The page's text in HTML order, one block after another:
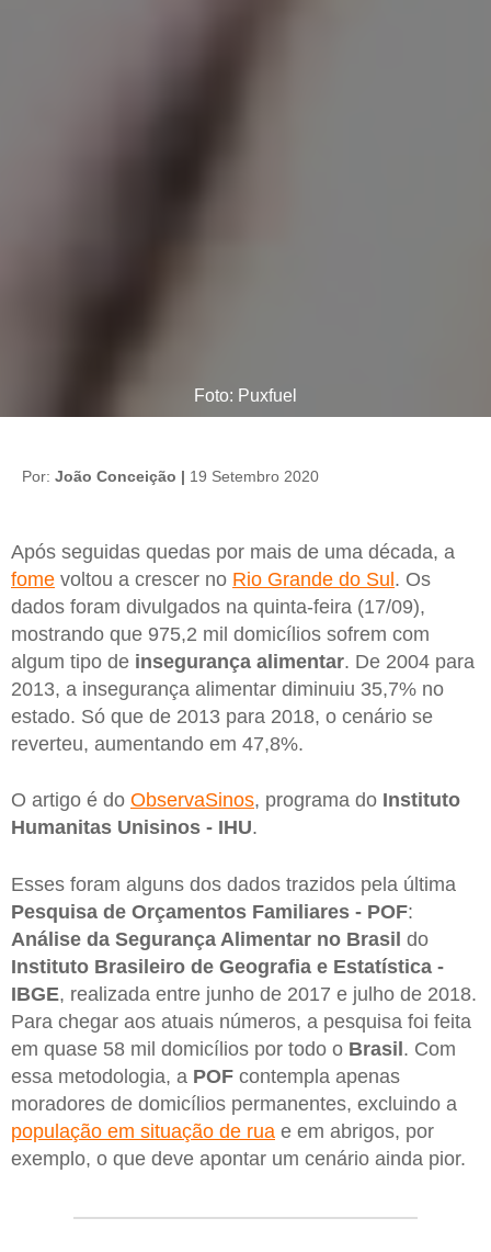
Foto: Puxfuel
Por: João Conceição | 19 Setembro 2020
Após seguidas quedas por mais de uma década, a
fome voltou a crescer no Rio Grande do Sul. Os
dados foram divulgados na quinta-feira (17/09),
mostrando que 975,2 mil domicílios sofrem com
algum tipo de insegurança alimentar. De 2004 para
2013, a insegurança alimentar diminuiu 35,7% no
estado. Só que de 2013 para 2018, o cenário se
reverteu, aumentando em 47,8%.
O artigo é do ObservaSinos, programa do Instituto
Humanitas Unisinos - IHU.
Esses foram alguns dos dados trazidos pela última
Pesquisa de Orçamentos Familiares - POF:
Análise da Segurança Alimentar no Brasil do
Instituto Brasileiro de Geografia e Estatística -
IBGE, realizada entre junho de 2017 e julho de 2018.
Para chegar aos atuais números, a pesquisa foi feita
em quase 58 mil domicílios por todo o Brasil . Com
essa metodologia, a POF contempla apenas
moradores de domicílios permanentes, excluindo a
população em situação de rua e em abrigos, por
exemplo, o que deve apontar um cenário ainda pior.